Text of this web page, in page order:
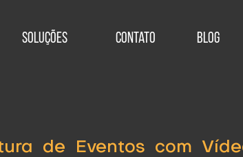
Soluções Contato Blog
de Eventos com